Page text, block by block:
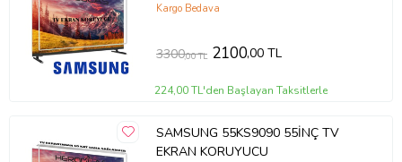
Kargo Bedava
3300,00 TL 2100,00 TL
224,00 TL'den Başlayan Taksitlerle
SAMSUNG 55KS9090 55İNÇ TV
EKRAN KORUYUCU